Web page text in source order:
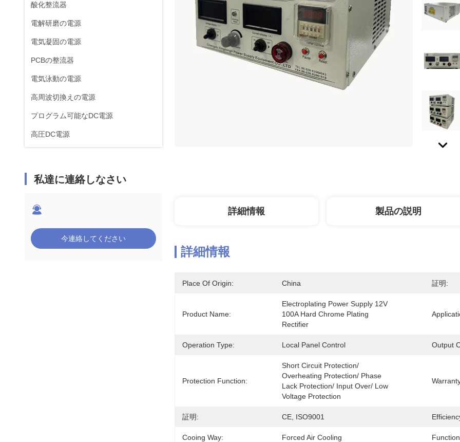
酸化整流器
電解研磨の電源
電気凝固の電源
PCBの整流器
電気泳動の電源
高周波切換えの電源
プログラム可能なDC電源
高圧DC電源
私達に連絡しなさい
今連絡してください
詳細情報 製品の説明
詳細情報
Place Of Origin: China 証明:
Product Name:
Electroplating Power Supply 12V
100A Hard Chrome Plating
Rectifier
Operation Type: Local Panel Control Output
Protection Function:
Short Circuit Protection/
Overheating Protection/ Phase
Lack Protection/ Input Over/ Low
Voltage Protection
証明: CE, ISO9001
Cooing Way: Forced Air Cooling